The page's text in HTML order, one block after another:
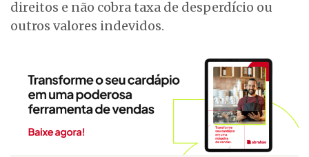
direitos e não cobra taxa de desperdício ou
outros valores indevidos.